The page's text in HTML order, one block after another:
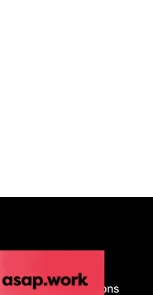
Nous recrutons